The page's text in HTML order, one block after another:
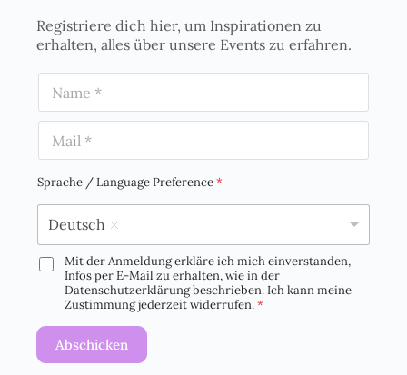
Registriere dich hier, um Inspirationen zu
erhalten, alles über unsere Events zu erfahren.
m
a
iSprache / Language Preference*
Deutsch
D
O
E
Mit der Anmeldung erkläre ich mich einverstanden,
Infos per E-Mail zu erhalten, wie in der
Datenschutzerklärung beschrieben. Ich kann meine
Zustimmung jederzeit widerrufen.*
Abschicken